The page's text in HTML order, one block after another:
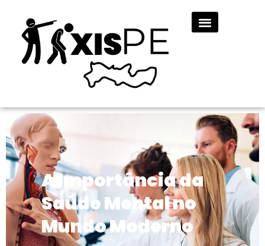
A Importância da
Saúde Mental no
Mundo Moderno